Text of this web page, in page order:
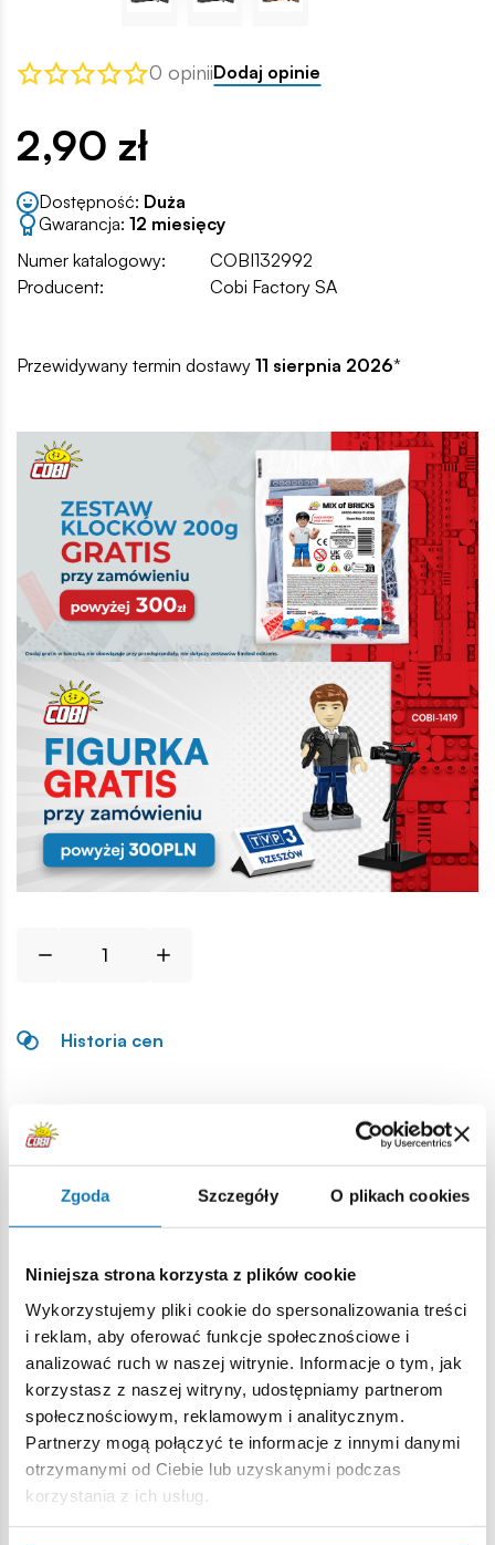
Zgoda Szczegóły O plikach cookies
Niniejsza strona korzysta z plików cookie
Wykorzystujemy pliki cookie do spersonalizowania treści
i reklam, aby oferować funkcje społecznościowe i
analizować ruch w naszej witrynie. Informacje o tym, jak
korzystasz z naszej witryny, udostępniamy partnerom
społecznościowym, reklamowym i analitycznym.
Partnerzy mogą połączyć te informacje z innymi danymi
otrzymanymi od Ciebie lub uzyskanymi podczas
korzystania z ich usług.
0 opiniiDodaj opinie
2,90 zł
Dostępność: Duża
Gwarancja: 12 miesięcy
Numer katalogowy:
COBI132992
Producent:
Cobi Factory SA
Przewidywany termin dostawy 11 sierpnia 2026*
Historia cen
Opis
36 – francuski karabinpowtarzalny.
Lokalizacja produktu:
Strona główna Klocki na sztuki Broń
Ostrzeżenie
Nieodpowiednie dla dzieci w wieku poniżej 3 lat. Zawiera
małe części, które mogą zostać połknięte lub wchłonięte
(ryzyko zadławienia). Zalecamy zachowanie opakowania w
celach informacyjnych. Zachowuje się prawo do zmiany
kolorów i szczegółów technicznych.